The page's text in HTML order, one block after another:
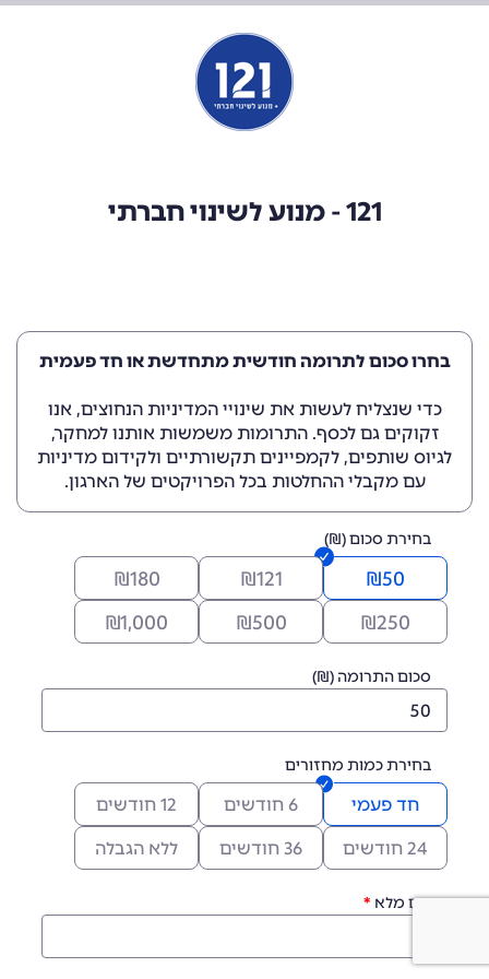
121 - מנוע לשינוי חברתי
בחרו סכום לתרומה חודשית מתחדשת או חד פעמית
כדי שנצליח לעשות את שינויי המדיניות הנחוצים, אנו
זקוקים גם לכסף. התרומות משמשות אותנו למחקר,
לגיוס שותפים, לקמפיינים תקשורתיים ולקידום מדיניות
עם מקבלי ההחלטות בכל הפרויקטים של הארגון.
בחירת סכום (₪)
50
₪
121
₪
180
₪
250
₪
500
₪
1,000
₪
סכום התרומה (₪)
בחירת כמות מחזורים
חד פעמי 6 חודשים 12 חודשים
24 חודשים 36 חודשים ללא הגבלה
שם מלא